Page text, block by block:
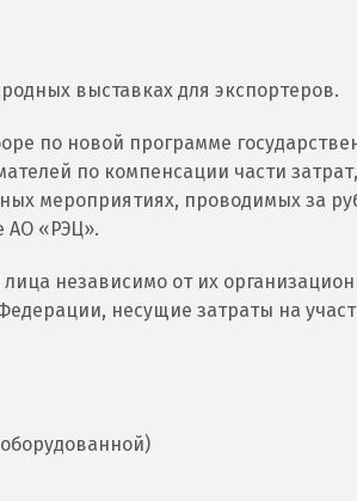
выставках для экспортеров.
по новой программе
по компенсации части
мероприятиях, проводимых за
АО «РЭЦ».
независимо от их
несущие затраты на